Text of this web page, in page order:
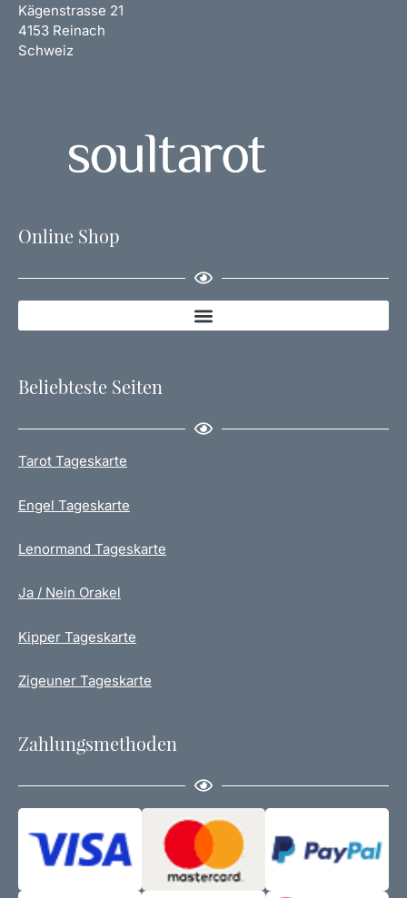
Kägenstrasse 21
4153 Reinach
Schweiz
Online Shop
Beliebteste Seiten
Tarot Tageskarte
Engel Tageskarte
Lenormand Tageskarte
Ja / Nein Orakel
Kipper Tageskarte
Zigeuner Tageskarte
Zahlungsmethoden